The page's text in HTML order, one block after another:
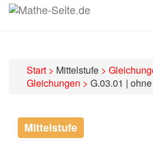
Start > Mittelstufe >
Gleichungen > G.03.01 |
Mittelstufe